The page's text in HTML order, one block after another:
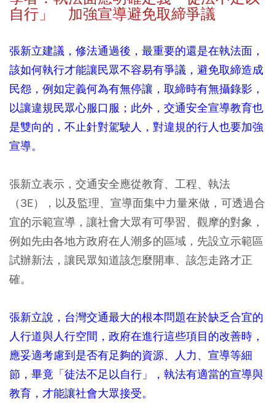
自行」 加強宣導避免取締爭議
張新立建議，修法通過後，最重要的還是在執法面，
該如何執行才能讓民眾不容易有爭議，避免取締造成
民怨，例如定義何為有無停讓，取締時有無攝錄影，
以讓違規民眾心服口服；此外，交通安全宣導教育也
是雙向的，不止針對駕駛人，對違規的行人也要加強
宣導。
張新立表示，交通安全應從教育、工程、執法
（3E），以及監理、宣導面集中力量來做，可透過合
宜的示範宣導，讓社會大眾有可學習、觀摩的對象，
例如先由各地方政府在人潮多的區域，先設立示範區
試辦新法，讓民眾知道該怎麼開車、該怎走路才正
確。
張新立說，台灣交通最大的根本問題在於缺乏合宜的
人行道與人行空間，政府在進行這些項目的改善時，
應妥適考慮到是否有足夠的資源、人力、宣導等細
節，畢竟「徒法不足以自行」，執法有適當的宣導與
教育，才能讓社會大眾接受。